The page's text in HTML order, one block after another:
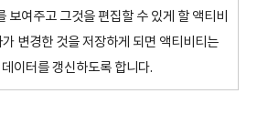
보여주고 그것을 편집할 수 있게 할 액티비
변경한 것을 저장하게 되면 액티비티는
이터를 갱신하도록 합니다.